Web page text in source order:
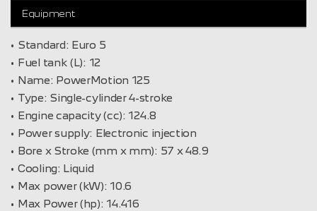
Equipment
Standard: Euro 5
Fuel tank (L): 12
Name: PowerMotion 125
Type: Single-cylinder 4-stroke
Engine capacity (cc): 124.8
Power supply: Electronic injection
Bore x Stroke (mm x mm): 57 x 48.9
Cooling: Liquid
Max power (kW): 10.6
Max Power (hp): 14.416